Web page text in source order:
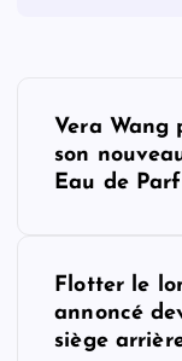
Vera Wang
son
Eau de
Flotter le
annoncé
siège